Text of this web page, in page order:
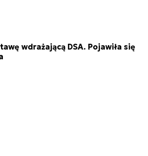
wdrażającą DSA. Pojawiła się